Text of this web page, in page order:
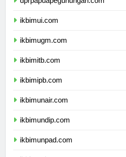
ikbimui.com
ikbimugm.com
ikbimitb.com
ikbimipb.com
ikbimunair.com
ikbimundip.com
ikbimunpad.com